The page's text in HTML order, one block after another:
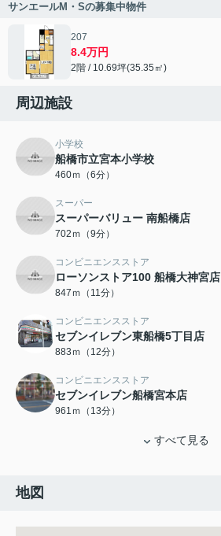
サンエールM・Sの募集中物件
207
8.4万円
2階 / 10.69坪(35.35㎡)
周辺施設
小学校
船橋市立宮本小学校
460ｍ（6分）
スーパー
スーパーバリュー 南船橋店
702ｍ（9分）
コンビニエンスストア
ローソンストア100 船橋大神宮店
847ｍ（11分）
コンビニエンスストア
セブンイレブン東船橋5丁目店
883ｍ（12分）
コンビニエンスストア
セブンイレブン船橋宮本店
961ｍ（13分）
すべて見る
地図